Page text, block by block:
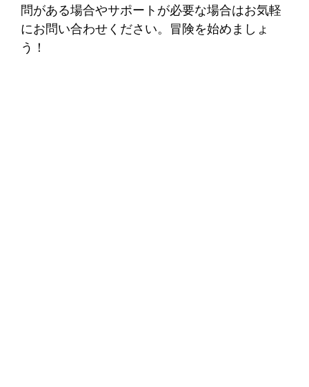
問がある場合やサポートが必要な場合はお気軽
にお問い合わせください。冒険を始めましょ
う！